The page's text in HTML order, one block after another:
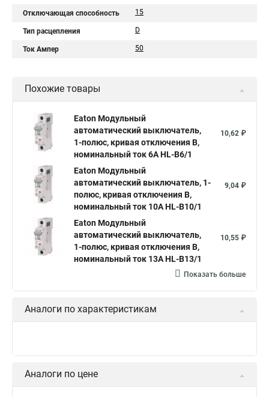
Отключающая способность 15
Тип расцепления D
Ток Ампер 50
Похожие товары
Eaton Модульный
автоматический выключатель,
1-полюс, кривая отключения B,
номинальный ток 6А HL-B6/1
10,62 ₽
Eaton Модульный
автоматический выключатель, 1-
полюс, кривая отключения B,
номинальный ток 10А HL-B10/1
9,04 ₽
Eaton Модульный
автоматический выключатель,
1-полюс, кривая отключения B,
номинальный ток 13А HL-B13/1
10,55 ₽
Показать больше
Аналоги по характеристикам
Аналоги по цене